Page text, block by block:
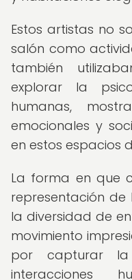
Estos artistas no
salón como
también
explorar la
humanas,
emocionales y
en estos espacios
La forma en que
representación de
la diversidad de
movimiento
por capturar
interacciones